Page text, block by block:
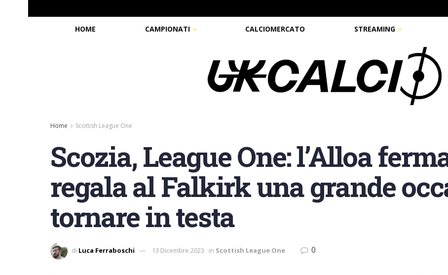
HOME CAMPIONATI CALCIOMERCATO STREAMING
Home Scottish League One
Scozia, League One: l’Alloa
regala al Falkirk una grande
tornare in testa
di Luca Ferraboschi 13 Dicembre 2023 in Scottish League One 0